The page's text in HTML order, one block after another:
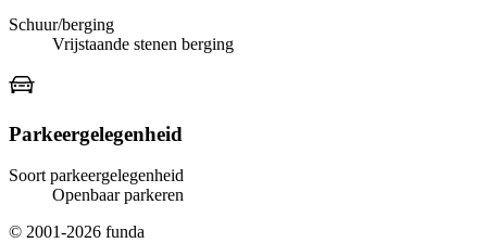
Schuur/berging
Vrijstaande stenen berging
Parkeergelegenheid
Soort parkeergelegenheid
Openbaar parkeren
© 2001-2026 funda